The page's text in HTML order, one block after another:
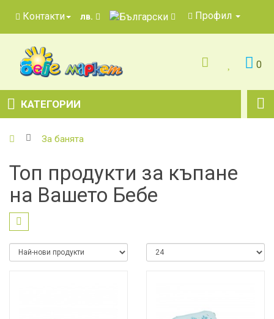
Контакти лв. Профил
0
КАТЕГОРИИ
За банята
Топ продукти за къпане
на Вашето Бебе